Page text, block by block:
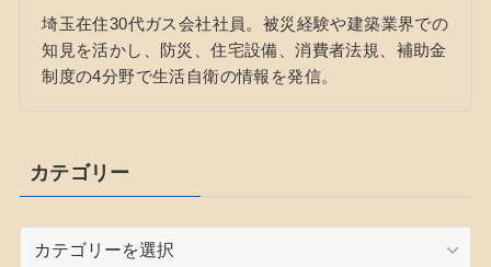
埼玉在住30代ガス会社社員。被災経験や建築業界での
知見を活かし、防災、住宅設備、消費者法規、補助金
制度の4分野で生活自衛の情報を発信。
カテゴリー